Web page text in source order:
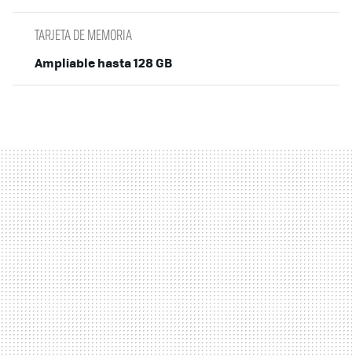
TARJETA DE MEMORIA
Ampliable hasta 128 GB